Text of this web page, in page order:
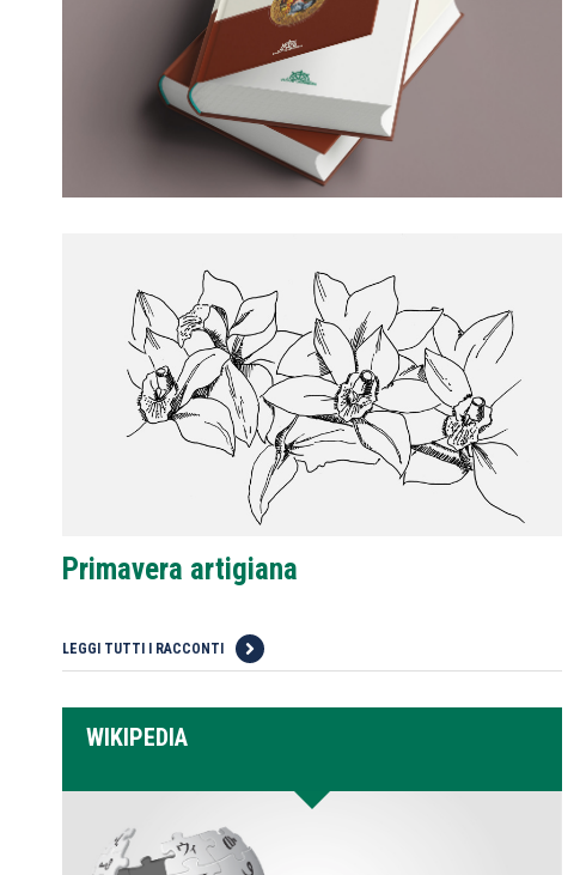
Primavera artigiana
LEGGI TUTTI I RACCONTI
WIKIPEDIA